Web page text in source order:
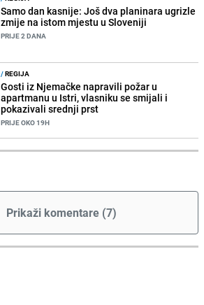
Samo dan kasnije: Još dva planinara ugrizle
zmije na istom mjestu u Sloveniji
PRIJE 2 DANA
/REGIJA
Gosti iz Njemačke napravili požar u
apartmanu u Istri, vlasniku se smijali i
pokazivali srednji prst
PRIJE OKO 19H
Prikaži komentare (7)